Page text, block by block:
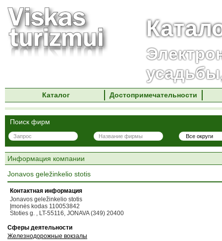
Каталог Достопримечательности
Поиск фирм
Информация компании
Jonavos geležinkelio stotis
Контактная информация
Jonavos geležinkelio stotis
Įmonės kodas 110053842
Stoties g. , LT-55116, JONAVA (349) 20400
Сферы деятельности
Железнодорожные вокзалы